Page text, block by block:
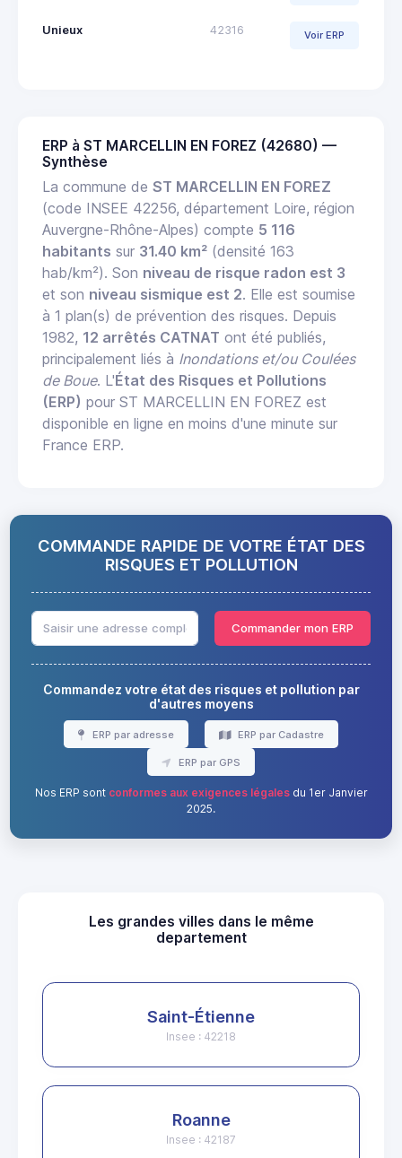
Unieux 42316 Voir ERP
ERP à ST MARCELLIN EN FOREZ (42680) —
Synthèse
La commune de ST MARCELLIN EN FOREZ
(code INSEE 42256, département Loire, région
Auvergne-Rhône-Alpes) compte 5 116
habitants sur 31.40 km² (densité 163
hab/km²). Son niveau de risque radon est 3
et son niveau sismique est 2. Elle est soumise
à 1 plan(s) de prévention des risques. Depuis
1982, 12 arrêtés CATNAT ont été publiés,
principalement liés à Inondations et/ou Coulées
de Boue. L'État des Risques et Pollutions
(ERP) pour ST MARCELLIN EN FOREZ est
disponible en ligne en moins d'une minute sur
France ERP.
COMMANDE RAPIDE DE VOTRE ÉTAT DES
RISQUES ET POLLUTION
Commander mon ERP
Commandez votre état des risques et pollution par
d'autres moyens
ERP par adresse ERP par Cadastre
ERP par GPS
Nos ERP sont conformes aux exigences légalesdu 1er Janvier
2025.
Les grandes villes dans le même
departement
Saint-Étienne
Insee : 42218
Roanne
Insee : 42187